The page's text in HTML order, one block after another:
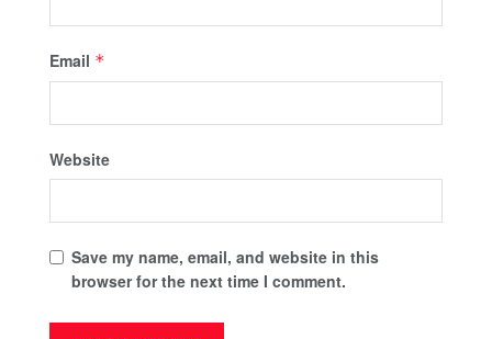
Email *
Website
Save my name, email, and website in this
browser for the next time I comment.